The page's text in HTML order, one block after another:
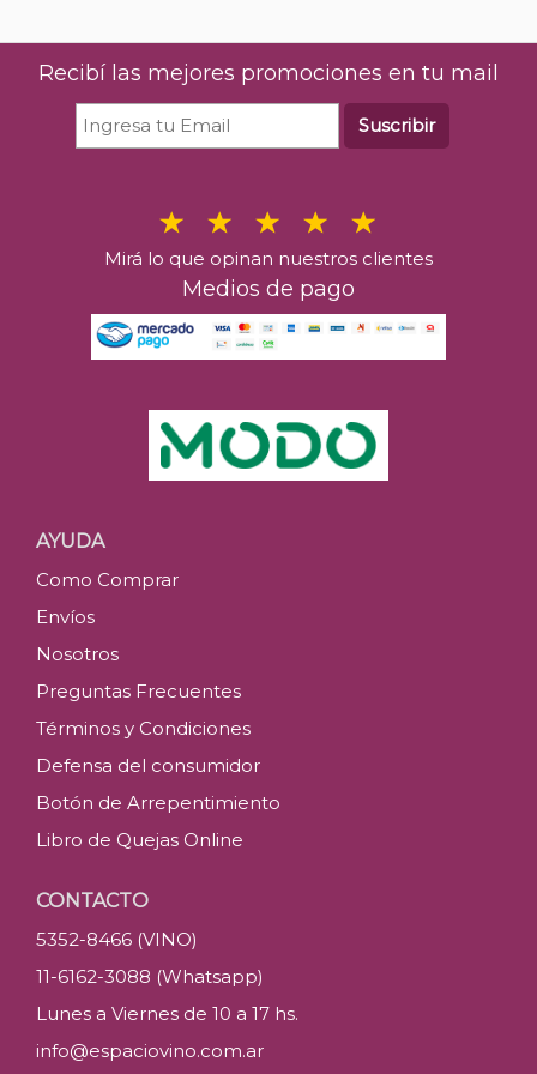
Recibí las mejores promociones en tu mail
Suscribir
Mirá lo que opinan nuestros clientes
Medios de pago
AYUDA
Como Comprar
Envíos
Nosotros
Preguntas Frecuentes
Términos y Condiciones
Defensa del consumidor
Botón de Arrepentimiento
Libro de Quejas Online
CONTACTO
5352-8466 (VINO)
11-6162-3088 (Whatsapp)
Lunes a Viernes de 10 a 17 hs.
info@espaciovino.com.ar